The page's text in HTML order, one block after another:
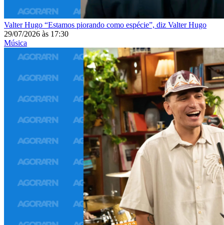
Valter Hugo “Estamos piorando como espécie”, diz Valter Hugo
29/07/2026 às 17:30
Música